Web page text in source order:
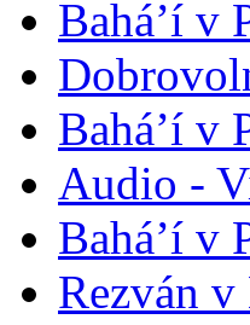
Bahá’í v
Bahá’í v
Audio -
Bahá’í v
Rezván v